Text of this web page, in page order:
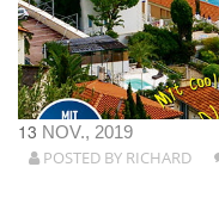
13 NOV., 2019
POSTED BY RICHARD